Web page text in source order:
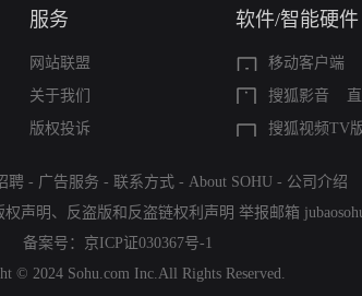
服务
网站联盟
关于我们
版权投诉
软件/智能硬件
移动客户端
搜狐影音
搜狐视频TV
聘 - 广告服务 - 联系方式 - About SOHU - 公司介绍
权声明 、 反盗版和反盗链权利声明 举报邮箱
备案号： 京ICP证030367号-1
© 2024 Sohu.com Inc.All Rights Reserved.